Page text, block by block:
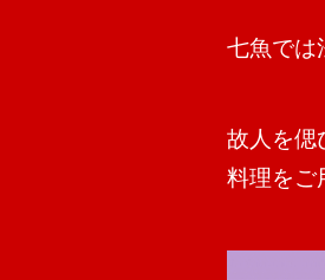
七魚では
故人を偲
料理をご